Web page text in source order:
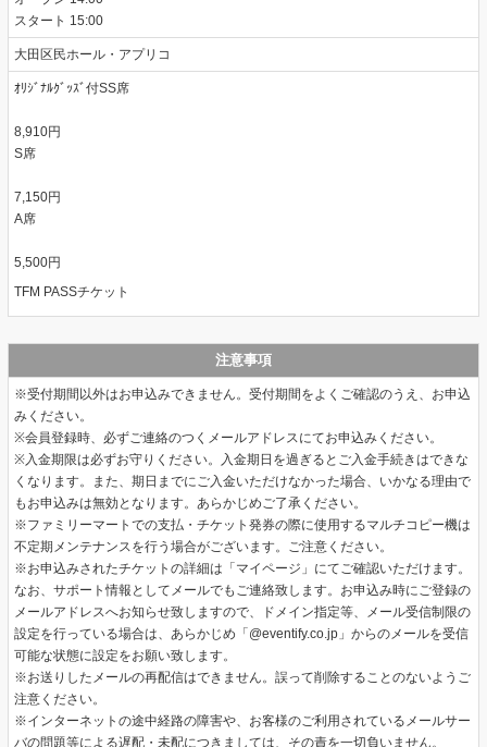
15:00
大田区民ホール・アプリコ
ｵﾘｼﾞﾅﾙｸﾞｯｽﾞ付SS席
8,910円
S席
7,150円
A席
5,500円
TFM PASSチケット
注意事項
※受付期間以外はお申込みできません。受付期間をよくご確認のうえ、お申込
みください。
※会員登録時、必ずご連絡のつくメールアドレスにてお申込みください。
※入金期限は必ずお守りください。入金期日を過ぎるとご入金手続きはできな
くなります。また、期日までにご入金いただけなかった場合、いかなる理由で
もお申込みは無効となります。あらかじめご了承ください。
※ファミリーマートでの支払・チケット発券の際に使用するマルチコピー機は
不定期メンテナンスを行う場合がございます。ご注意ください。
※お申込みされたチケットの詳細は「マイページ」にてご確認いただけます。
なお、サポート情報としてメールでもご連絡致します。お申込み時にご登録の
メールアドレスへお知らせ致しますので、ドメイン指定等、メール受信制限の
設定を行っている場合は、あらかじめ「@eventify.co.jp」からのメールを受信
可能な状態に設定をお願い致します。
※お送りしたメールの再配信はできません。誤って削除することのないようご
注意ください。
※インターネットの途中経路の障害や、お客様のご利用されているメールサー
バの問題等による遅配・未配につきましては、その責を一切負いません。